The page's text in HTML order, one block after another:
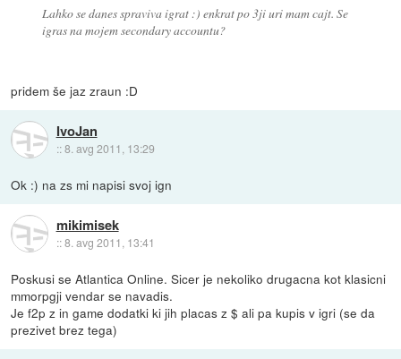
Lahko se danes spraviva igrat :) enkrat po 3ji uri mam cajt. Se
igras na mojem secondary accountu?
pridem še jaz zraun :D
IvoJan
::8. avg 2011, 13:29
Ok :) na zs mi napisi svoj ign
mikimisek
::8. avg 2011, 13:41
Poskusi se Atlantica Online. Sicer je nekoliko drugacna kot klasicni
mmorpgji vendar se navadis.
Je f2p z in game dodatki ki jih placas z $ ali pa kupis v igri (se da
prezivet brez tega)